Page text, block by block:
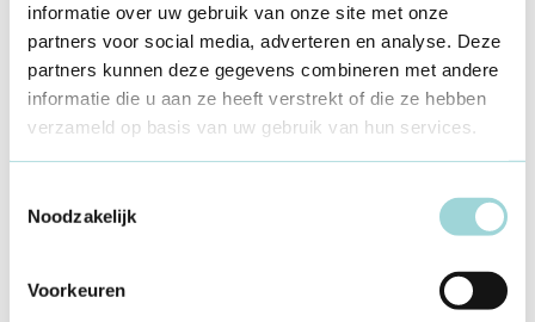
informatie over uw gebruik van onze site met onze
partners voor social media, adverteren en analyse. Deze
partners kunnen deze gegevens combineren met andere
informatie die u aan ze heeft verstrekt of die ze hebben
verzameld op basis van uw gebruik van hun services.
Noodzakelijk
Voorkeuren
Getuigenis
"We willen dat iedereen zich thuis
voelt"
19 mrt 2024
Yentl van De Ressort ging mee op